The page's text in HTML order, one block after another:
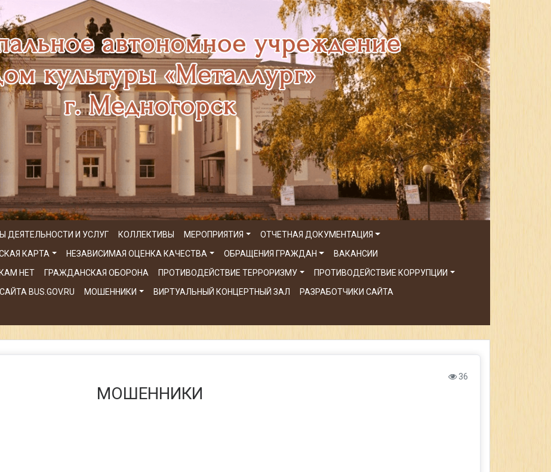
ДЕЯТЕЛЬНОСТИ И УСЛУГ КОЛЛЕКТИВЫ МЕРОПРИЯТИЯ
ОТЧЕТНАЯ ДОКУМЕНТАЦИЯ
КАРТА НЕЗАВИСИМАЯ ОЦЕНКА КАЧЕСТВА ОБРАЩЕНИЯ ГРАЖДАН
ВАКАНСИИ
НЕТ ГРАЖДАНСКАЯ ОБОРОНА ПРОТИВОДЕЙСТВИЕ ТЕРРОРИЗМУ
ПРОТИВОДЕЙСТВИЕ КОРРУПЦИИ
BUS.GOV.RU МОШЕННИКИ ВИРТУАЛЬНЫЙ КОНЦЕРТНЫЙ ЗАЛ
РАЗРАБОТЧИКИ САЙТА
36
МОШЕННИКИ